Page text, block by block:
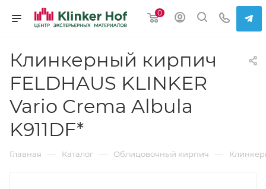
0
Клинкерный кирпич
FELDHAUS KLINKER
Vario Crema Albula
K911DF*
Главная — Каталог — Облицовочный кирпич —